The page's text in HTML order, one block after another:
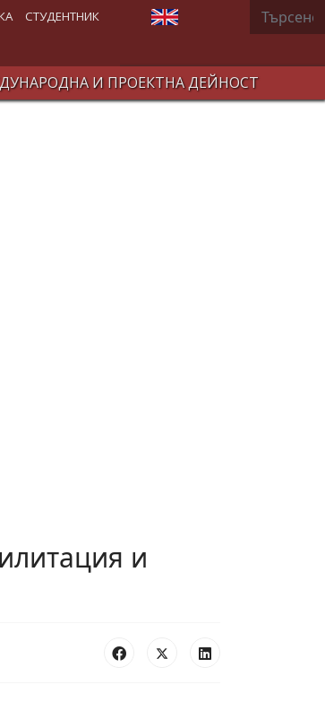
СТУДЕНТНИК Изберете език Търсене
И ПРОЕКТНА ДЕЙНОСТ
и